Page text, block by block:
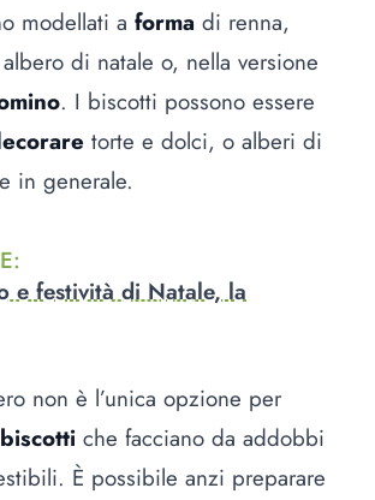
modellati a forma di renna,
di natale o, nella versione
. I biscotti possono essere
torte e dolci, o alberi di
in generale.
:
e festività di Natale, la
non è l’unica opzione per
biscotti che facciano da addobbi
È possibile anzi preparare